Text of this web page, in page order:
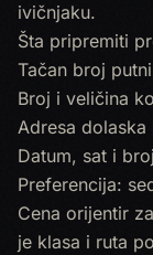
ivičnjaku.
Šta pripremiti
Tačan broj
Broj i veličina
Adresa
Datum, sat i
Preferencija:
Cena orijentir
je klasa i ruta